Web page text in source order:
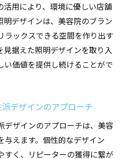
入れた美容院の店舗設計の
能なモジュールデザインの
とインテリアの融合による新
ーな建材とその選び方
彩とテクスチャの組み合わ
したローカルデザインの魅
活用により、環境に優しい店舗
明デザインは、美容院のブラン
ラックスできる空間を作り出す
見据えた照明デザインを取り入
い価値を提供し続けることがで
デザインのアプローチ
デザインのアプローチは、美容
与えます。個性的なデザイン
すく、リピーターの獲得に繋が